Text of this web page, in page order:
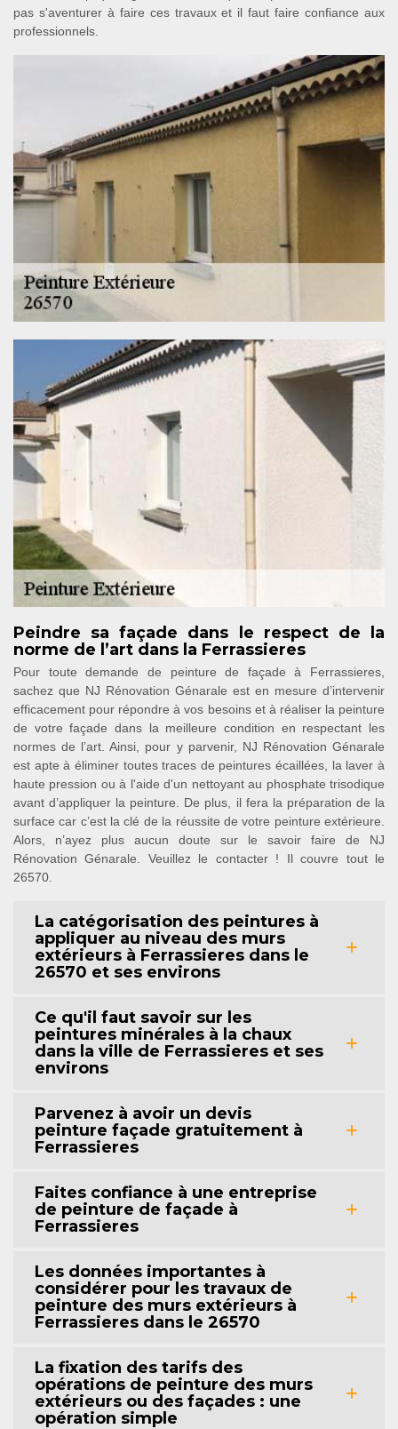
pas s'aventurer à faire ces travaux et il faut faire confiance aux
professionnels.
Peindre sa façade dans le respect de la
norme de l’art dans la Ferrassieres
Pour toute demande de peinture de façade à Ferrassieres,
sachez que NJ Rénovation Génarale est en mesure d’intervenir
efficacement pour répondre à vos besoins et à réaliser la peinture
de votre façade dans la meilleure condition en respectant les
normes de l’art. Ainsi, pour y parvenir, NJ Rénovation Génarale
est apte à éliminer toutes traces de peintures écaillées, la laver à
haute pression ou à l'aide d'un nettoyant au phosphate trisodique
avant d’appliquer la peinture. De plus, il fera la préparation de la
surface car c’est la clé de la réussite de votre peinture extérieure.
Alors, n’ayez plus aucun doute sur le savoir faire de NJ
Rénovation Génarale. Veuillez le contacter ! Il couvre tout le
26570.
La catégorisation des peintures à
appliquer au niveau des murs
extérieurs à Ferrassieres dans le
26570 et ses environs
Ce qu'il faut savoir sur les
peintures minérales à la chaux
dans la ville de Ferrassieres et ses
environs
Parvenez à avoir un devis
peinture façade gratuitement à
Ferrassieres
Faites confiance à une entreprise
de peinture de façade à
Ferrassieres
Les données importantes à
considérer pour les travaux de
peinture des murs extérieurs à
Ferrassieres dans le 26570
La fixation des tarifs des
opérations de peinture des murs
extérieurs ou des façades : une
opération simple